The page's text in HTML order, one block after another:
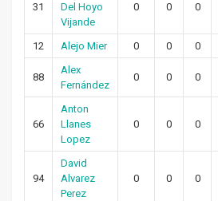
31
Del Hoyo
Vijande
0 0 0
12 Alejo Mier 0 0 0
88
Alex
Fernández
0 0 0
66
Anton
Llanes
Lopez
0 0 0
94
David
Alvarez
Perez
0 0 0